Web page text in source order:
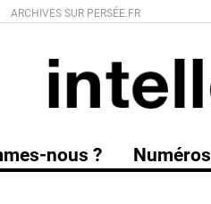
ARCHIVES SUR PERSÉE.FR
nous ? Numéros